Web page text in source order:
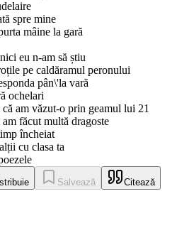
spre mine
mâine la gară
eu n-am să știu
pe caldăramul peronului
pân\'la vară
ochelari
am văzut-o prin geamul lui 21
făcut multă dragoste
încheiat
cu clasa ta
Salvează Citează